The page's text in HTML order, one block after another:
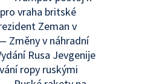
vraha britské
Zeman v
Změny v náhradní
Rusa Jevgenije
ropy ruskými